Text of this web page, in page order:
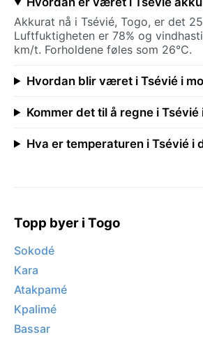
Akkurat nå i Tsévié, Togo, er det
Luftfuktigheten er 78% og
km/t. Forholdene føles som 26°C.
Hvordan blir været i Tsévié i
Kommer det til å regne i Tsévié
Hva er temperaturen i Tsévié i
Topp byer i Togo
Sokodé
Kara
Atakpamé
Kpalimé
Bassar